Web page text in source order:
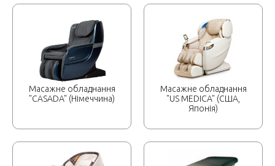
Масажне обладнання
"CASADA" (Німеччина)
Масажне обладнання
"US MEDICA" (США,
Японія)